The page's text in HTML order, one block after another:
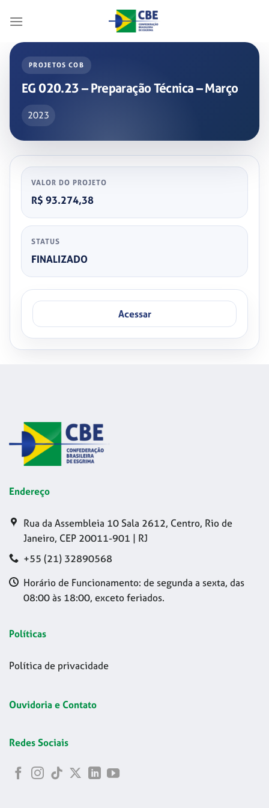
PROJETOS COB
EG 020.23 – Preparação Técnica – Março
2023
VALOR DO PROJETO
R$ 93.274,38
STATUS
FINALIZADO
Acessar
Endereço
Rua da Assembleia 10 Sala 2612, Centro, Rio de
Janeiro, CEP 20011-901 | RJ
+55 (21) 32890568
Horário de Funcionamento: de segunda a sexta, das
08:00 às 18:00, exceto feriados.
Políticas
Política de privacidade
Ouvidoria e Contato
Redes Sociais